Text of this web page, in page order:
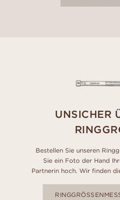
UNSICHER
Bestellen Sie unseren
Sie ein Foto der Hand
Partnerin hoch. Wir finden